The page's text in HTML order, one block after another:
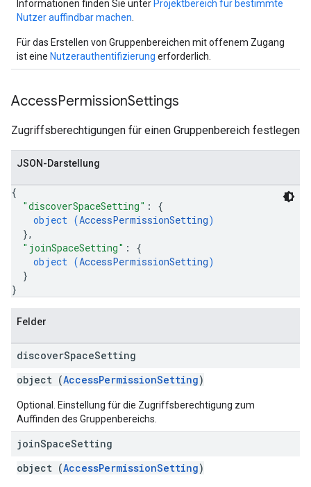
Informationen finden Sie unter Projektbereich für bestimmte
Nutzer auffindbar machen
Für das Erstellen von Gruppenbereichen mit offenem Zugang
ist eine Nutzerauthentifizierung erforderlich.
AccessPermissionSettings
Zugriffsberechtigungen für einen Gruppenbereich festlegen
JSON-Darstellung
{
"discoverSpaceSetting" : {
object (AccessPermissionSetting)
},
"joinSpaceSetting" : {
object (AccessPermissionSetting)
}
}
Felder
discoverSpaceSetting
object (AccessPermissionSetting)
Optional. Einstellung für die Zugriffsberechtigung zum
Auffinden des Gruppenbereichs.
joinSpaceSetting
object (AccessPermissionSetting)